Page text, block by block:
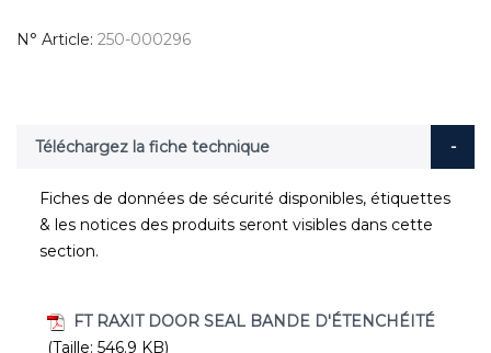
N° Article 250-000296
Téléchargez la fiche technique
Fiches de données de sécurité disponibles, étiquettes
& les notices des produits seront visibles dans cette
section.
FT RAXIT DOOR SEAL BANDE D'ÉTENCHÉITÉ
(Taille: 546.9 KB)